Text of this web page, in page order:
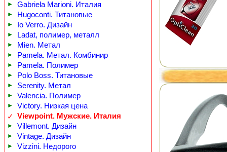
► Gabriela Marioni. Италия
► Hugoconti. Титановые
► Io Verro. Дизайн
► Ladat, полимер, металл
► Mien. Метал
► Pamela. Метал. Комбинир
► Pamela. Полимер
► Polo Boss. Титановые
► Serenity. Метал
► Valencia. Полимер
►
Victory. Низкая цена
✓
Viewpoint. Мужские. Италия
► Villemont. Дизайн
► Vintage. Дизайн
►
Vizzini. Недорого